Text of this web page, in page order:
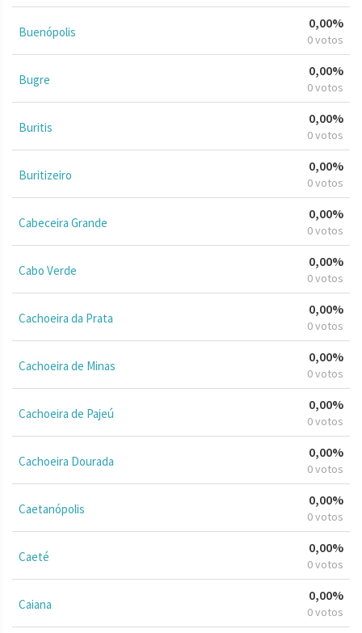
Buenópolis
0,00%
0 votos
Bugre
0,00%
0 votos
Buritis
0,00%
0 votos
Buritizeiro
0,00%
0 votos
Cabeceira Grande
0,00%
0 votos
Cabo Verde
0,00%
0 votos
Cachoeira da Prata
0,00%
0 votos
Cachoeira de Minas
0,00%
0 votos
Cachoeira de Pajeú
0,00%
0 votos
Cachoeira Dourada
0,00%
0 votos
Caetanópolis
0,00%
0 votos
Caeté
0,00%
0 votos
Caiana
0,00%
0 votos